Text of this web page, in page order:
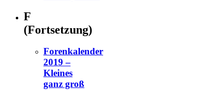
F
(Fortsetzung)
Forenkalender
2019 –
Kleines
ganz groß